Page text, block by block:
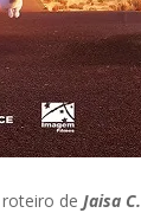
de Jaisa